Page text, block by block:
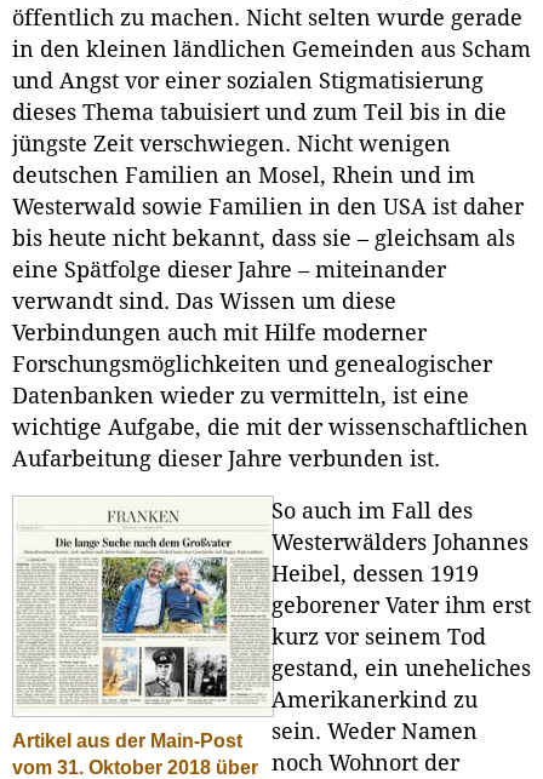
öffentlich zu machen. Nicht selten wurde gerade
in den kleinen ländlichen Gemeinden aus Scham
und Angst vor einer sozialen Stigmatisierung
dieses Thema tabuisiert und zum Teil bis in die
jüngste Zeit verschwiegen. Nicht wenigen
deutschen Familien an Mosel, Rhein und im
Westerwald sowie Familien in den USA ist daher
bis heute nicht bekannt, dass sie – gleichsam als
eine Spätfolge dieser Jahre – miteinander
verwandt sind. Das Wissen um diese
Verbindungen auch mit Hilfe moderner
Forschungsmöglichkeiten und genealogischer
Datenbanken wieder zu vermitteln, ist eine
wichtige Aufgabe, die mit der wissenschaftlichen
Aufarbeitung dieser Jahre verbunden ist.
Artikel aus der Main-Post
vom 31. Oktober 2018 über
So auch im Fall des
Westerwälders Johannes
Heibel, dessen 1919
geborener Vater ihm erst
kurz vor seinem Tod
gestand, ein uneheliches
Amerikanerkind zu
sein. Weder Namen
noch Wohnort der